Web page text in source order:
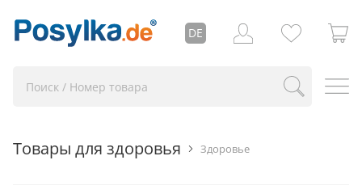
DE
Здоровье
Товары для здоровья